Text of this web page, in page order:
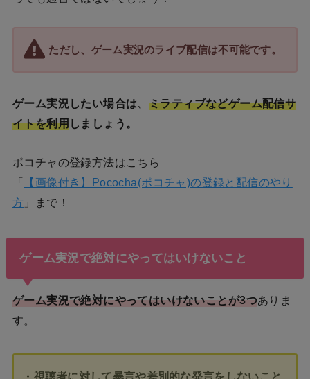
ただし、ゲーム実況のライブ配信は不可能です。
ゲーム実況したい場合は、 ミラティブなどゲーム配信サ
イトを利用しましょう。
ポコチャの登録方法はこちら
「 【画像付き】Pococha(ポコチャ)の登録と配信のやり
方 」まで！
ゲーム実況で絶対にやってはいけないこと
ゲーム実況で絶対にやってはいけないことが3つありま
す。